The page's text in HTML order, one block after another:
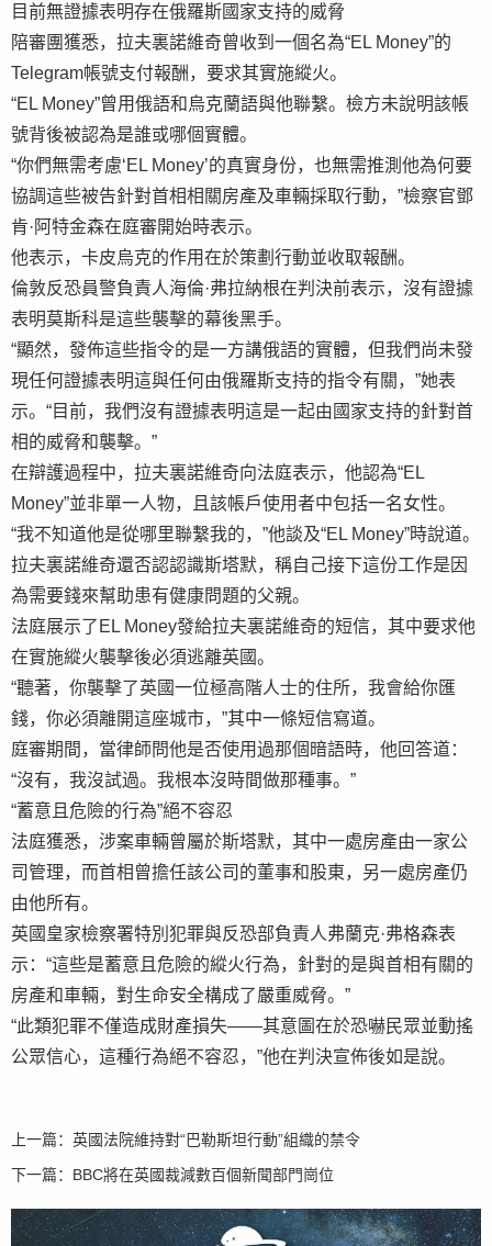
目前無證據表明存在俄羅斯國家支持的威脅
陪審團獲悉，拉夫裏諾維奇曾收到一個名為“EL Money”的
Telegram帳號支付報酬，要求其實施縱火。
“EL Money”曾用俄語和烏克蘭語與他聯繫。檢方未說明該帳
號背後被認為是誰或哪個實體。
“你們無需考慮‘EL Money’的真實身份，也無需推測他為何要
協調這些被告針對首相相關房產及車輛採取行動，”檢察官鄧
肯·阿特金森在庭審開始時表示。
他表示，卡皮烏克的作用在於策劃行動並收取報酬。
倫敦反恐員警負責人海倫·弗拉納根在判決前表示，沒有證據
表明莫斯科是這些襲擊的幕後黑手。
“顯然，發佈這些指令的是一方講俄語的實體，但我們尚未發
現任何證據表明這與任何由俄羅斯支持的指令有關，”她表
示。“目前，我們沒有證據表明這是一起由國家支持的針對首
相的威脅和襲擊。”
在辯護過程中，拉夫裏諾維奇向法庭表示，他認為“EL
Money”並非單一人物，且該帳戶使用者中包括一名女性。
“我不知道他是從哪里聯繫我的，”他談及“EL Money”時說道。
拉夫裏諾維奇還否認認識斯塔默，稱自己接下這份工作是因
為需要錢來幫助患有健康問題的父親。
法庭展示了EL Money發給拉夫裏諾維奇的短信，其中要求他
在實施縱火襲擊後必須逃離英國。
“聽著，你襲擊了英國一位極高階人士的住所，我會給你匯
錢，你必須離開這座城市，”其中一條短信寫道。
庭審期間，當律師問他是否使用過那個暗語時，他回答道：
“沒有，我沒試過。我根本沒時間做那種事。”
“蓄意且危險的行為”絕不容忍
法庭獲悉，涉案車輛曾屬於斯塔默，其中一處房產由一家公
司管理，而首相曾擔任該公司的董事和股東，另一處房產仍
由他所有。
英國皇家檢察署特別犯罪與反恐部負責人弗蘭克·弗格森表
示：“這些是蓄意且危險的縱火行為，針對的是與首相有關的
房產和車輛，對生命安全構成了嚴重威脅。”
“此類犯罪不僅造成財產損失——其意圖在於恐嚇民眾並動搖
公眾信心，這種行為絕不容忍，”他在判決宣佈後如是說。
上一篇： 英國法院維持對“巴勒斯坦行動”組織的禁令
下一篇： BBC將在英國裁減數百個新聞部門崗位